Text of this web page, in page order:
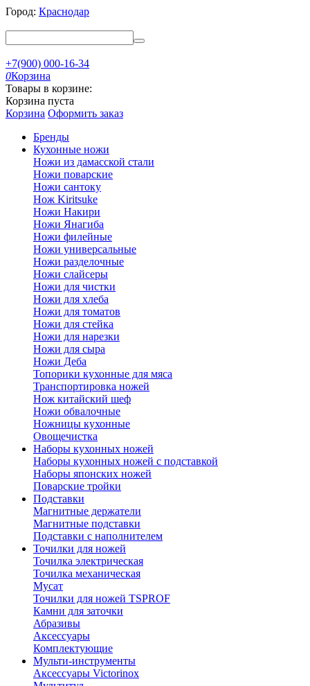
Город: Краснодар
+7(900) 000-16-34
0Корзина
Товары в корзине:
Корзина пуста
Корзина Оформить заказ
Бренды
Кухонные ножи
Ножи из дамасской стали
Ножи поварские
Ножи сантоку
Нож Kiritsuke
Ножи Накири
Ножи Янагиба
Ножи филейные
Ножи универсальные
Ножи разделочные
Ножи слайсеры
Ножи для чистки
Ножи для хлеба
Ножи для томатов
Ножи для стейка
Ножи для нарезки
Ножи для сыра
Ножи Деба
Топорики кухонные для мяса
Транспортировка ножей
Нож китайский шеф
Ножи обвалочные
Ножницы кухонные
Овощечистка
Наборы кухонных ножей
Наборы кухонных ножей с подставкой
Наборы японских ножей
Поварские тройки
Подставки
Магнитные держатели
Магнитные подставки
Подставки с наполнителем
Точилки для ножей
Точилка электрическая
Точилка механическая
Мусат
Точилки для ножей TSPROF
Камни для заточки
Абразивы
Аксессуары
Комплектующие
Мульти-инструменты
Аксессуары Victorinox